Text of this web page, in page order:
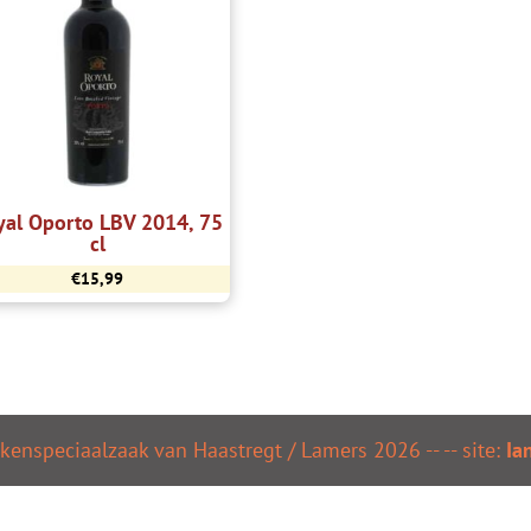
Oporto LBV 2014, 75
cl
€15,99
van Haastregt / Lamers 2026 ---- site: